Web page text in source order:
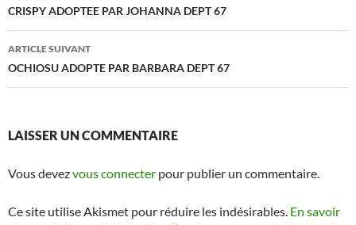
des
articles
CRISPY ADOPTEE PAR JOHANNA DEPT 67
ARTICLE SUIVANT
OCHIOSU ADOPTE PAR BARBARA DEPT 67
LAISSER UN COMMENTAIRE
Vous devezvous connecter pour publier un commentaire.
Ce site utilise Akismet pour réduire les indésirables. En savoir